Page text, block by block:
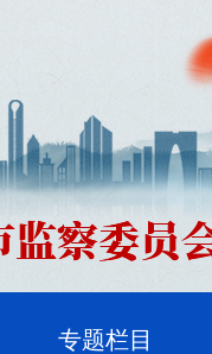
专题栏目